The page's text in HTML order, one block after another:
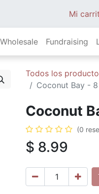
Mi
Wholesale Fundraising
Todos los
Coconut Bay -
Coconut
(0
$ 8.99